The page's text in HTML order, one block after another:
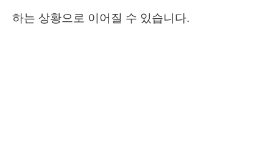
하는 상황으로 이어질 수 있습니다.